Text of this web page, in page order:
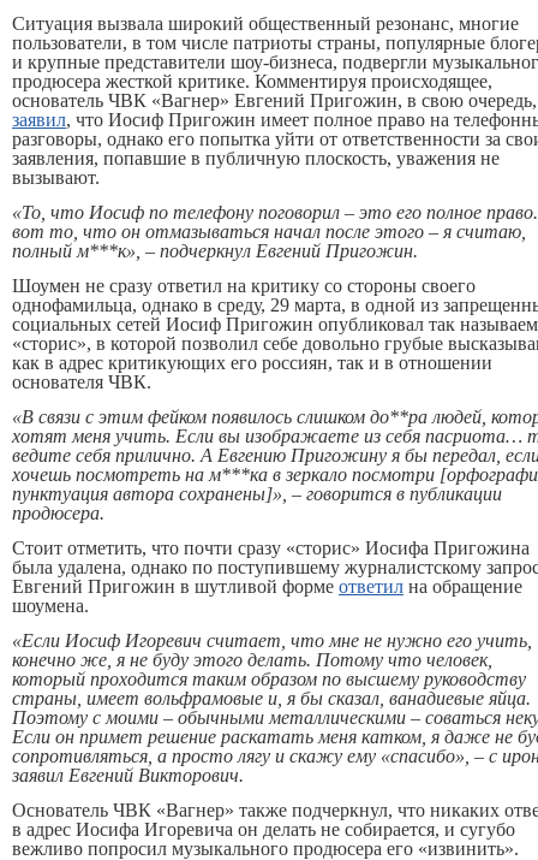
Ситуация вызвала широкий общественный резонанс, многие
пользователи, в том числе патриоты страны, популярные
и крупные представители шоу-бизнеса, подвергли
продюсера жесткой критике. Комментируя происходящее,
основатель ЧВК «Вагнер» Евгений Пригожин, в свою очередь,
заявил, что Иосиф Пригожин имеет полное право на
разговоры, однако его попытка уйти от ответственности за
заявления, попавшие в публичную плоскость, уважения не
вызывают.
«То, что Иосиф по телефону поговорил – это его полное
вот то, что он отмазываться начал после этого – я считаю,
полный м***к», – подчеркнул Евгений Пригожин.
Шоумен не сразу ответил на критику со стороны своего
однофамильца, однако в среду, 29 марта, в одной из
социальных сетей Иосиф Пригожин опубликовал так
«сторис», в которой позволил себе довольно грубые
как в адрес критикующих его россиян, так и в отношении
основателя ЧВК.
«В связи с этим фейком появилось слишком до**ра людей,
хотят меня учить. Если вы изображаете из себя пасриота…
ведите себя прилично. А Евгению Пригожину я бы передал,
хочешь посмотреть на м***ка в зеркало посмотри
пунктуация автора сохранены]», – говорится в публикации
продюсера.
Стоит отметить, что почти сразу «сторис» Иосифа Пригожина
была удалена, однако по поступившему журналистскому
Евгений Пригожин в шутливой форме ответил на обращение
шоумена.
«Если Иосиф Игоревич считает, что мне не нужно его учить,
конечно же, я не буду этого делать. Потому что человек,
который проходится таким образом по высшему руководству
страны, имеет вольфрамовые и, я бы сказал, ванадиевые яйца.
Поэтому с моими – обычными металлическими – соваться
Если он примет решение раскатать меня катком, я даже не
сопротивляться, а просто лягу и скажу ему «спасибо», – с
заявил Евгений Викторович.
Основатель ЧВК «Вагнер» также подчеркнул, что никаких
в адрес Иосифа Игоревича он делать не собирается, и сугубо
вежливо попросил музыкального продюсера его «извинить».